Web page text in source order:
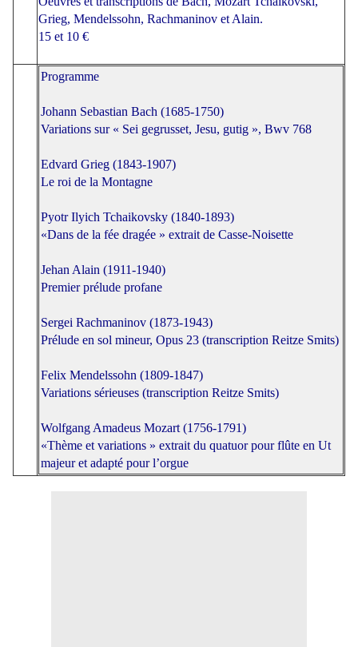
Grieg, Mendelssohn, Rachmaninov et Alain.
15 et 10 €
Programme
Johann Sebastian Bach (1685-1750)
Variations sur « Sei gegrusset, Jesu, gutig », Bwv 768
Edvard Grieg (1843-1907)
Le roi de la Montagne
Pyotr Ilyich Tchaikovsky (1840-1893)
«Dans de la fée dragée » extrait de Casse-Noisette
Jehan Alain (1911-1940)
Premier prélude profane
Sergei Rachmaninov (1873-1943)
Prélude en sol mineur, Opus 23 (transcription Reitze Smits)
Felix Mendelssohn (1809-1847)
Variations sérieuses (transcription Reitze Smits)
Wolfgang Amadeus Mozart (1756-1791)
«Thème et variations » extrait du quatuor pour flûte en Ut
majeur et adapté pour l’orgue